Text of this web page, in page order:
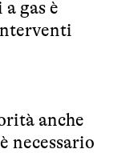
gas è
anche
necessario